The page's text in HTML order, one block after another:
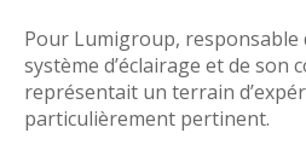
Pour Lumigroup, responsable
système d’éclairage et de son
représentait un terrain
particulièrement pertinent.